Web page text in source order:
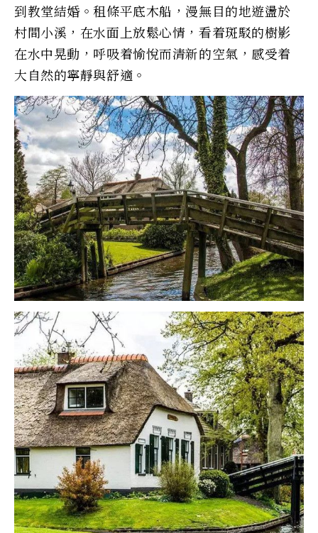
到教堂結婚。租條平底木船，漫無目的地遊盪於
村間小溪，在水面上放鬆心情，看着斑駁的樹影
在水中晃動，呼吸着愉悅而清新的空氣，感受着
大自然的寧靜與舒適。